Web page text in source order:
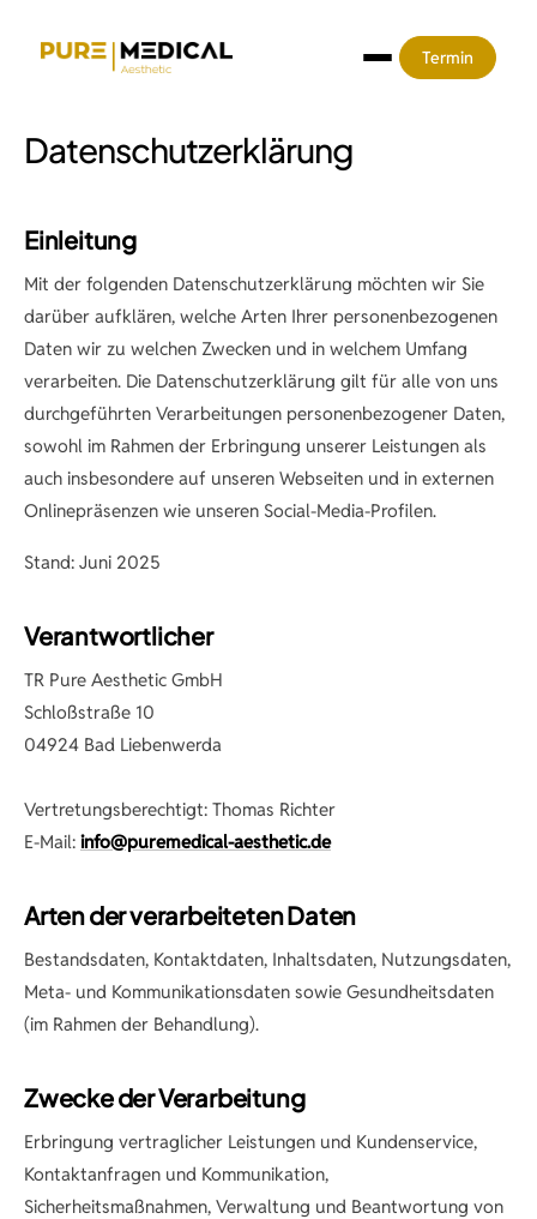
Termin
Behandlungen
Bio Botox
Stirnfalten
Zornesfalte
Lachfalten
Bunny Lines
Lip Flip
Masseter
Halsfalten
Hyaluronsäure
Nasolabialfalten
Marionettenfalten
Jawline-Korrektur
Augenringe & Tränenrinne
Nasen-Korrektur
Russian Lips
Lippenunterspritzung
Hände
Lippenmodellierung
Volumenlippe
Russian Lips
Lippenkontur
Lippenfalten
Lip Flip
Asymmetrie-Korrektur
Profhilo®
Hals & Dekolleté
Augenpartie
Wangen
Hals & Dekolleté
Pigmentflecken
PRP-Haarwurzelaufbau
Hairfiller Haarbehandlung
Fett-Weg-Spritze
Doppelkinn
Hamsterbäckchen
Hüfte / Love Handles
Oberschenkel
Knie
BH-Röllchen
Lemon Bottle
Doppelkinn
Flanken
Oberarme
BH-Röllchen
Preise
Praxen
Praxis Dresden
Praxis Bad Liebenwerda
Ratgeber
WhatsApp schreiben
Datenschutzerklärung
Einleitung
Mit der folgenden Datenschutzerklärung möchten wir Sie
darüber aufklären, welche Arten Ihrer personenbezogenen
Daten wir zu welchen Zwecken und in welchem Umfang
verarbeiten. Die Datenschutzerklärung gilt für alle von uns
durchgeführten Verarbeitungen personenbezogener Daten,
sowohl im Rahmen der Erbringung unserer Leistungen als
auch insbesondere auf unseren Webseiten und in externen
Onlinepräsenzen wie unseren Social-Media-Profilen.
Stand: Juni 2025
Verantwortlicher
TR Pure Aesthetic GmbH
Schloßstraße 10
04924 Bad Liebenwerda
Vertretungsberechtigt: Thomas Richter
E-Mail: info@puremedical-aesthetic.de
Arten der verarbeiteten Daten
Bestandsdaten, Kontaktdaten, Inhaltsdaten, Nutzungsdaten,
Meta- und Kommunikationsdaten sowie Gesundheitsdaten
(im Rahmen der Behandlung).
Zwecke der Verarbeitung
Erbringung vertraglicher Leistungen und Kundenservice,
Kontaktanfragen und Kommunikation,
Sicherheitsmaßnahmen, Verwaltung und Beantwortung von